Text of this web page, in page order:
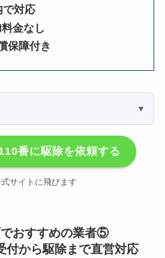
で対応
金なし
保障付き
番に駆除を依頼する
サイトに飛びます
でおすすめの業者⑤
付から駆除まで直営対応